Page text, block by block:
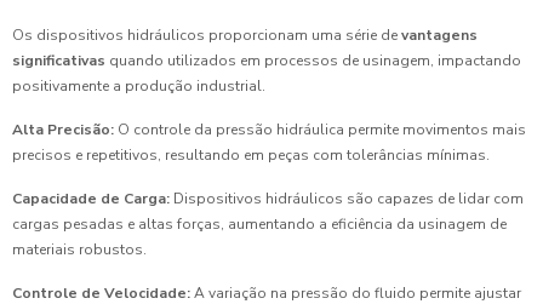
Os dispositivos hidráulicos proporcionam uma série devantagens
significativas quando utilizados em processos de usinagem, impactando
positivamente a produção industrial.
Alta Precisão: O controle da pressão hidráulica permite movimentos mais
precisos e repetitivos, resultando em peças com tolerâncias mínimas.
Capacidade de Carga: Dispositivos hidráulicos são capazes de lidar com
cargas pesadas e altas forças, aumentando a eficiência da usinagem de
materiais robustos.
Controle de Velocidade:A variação na pressão do fluido permite ajustar